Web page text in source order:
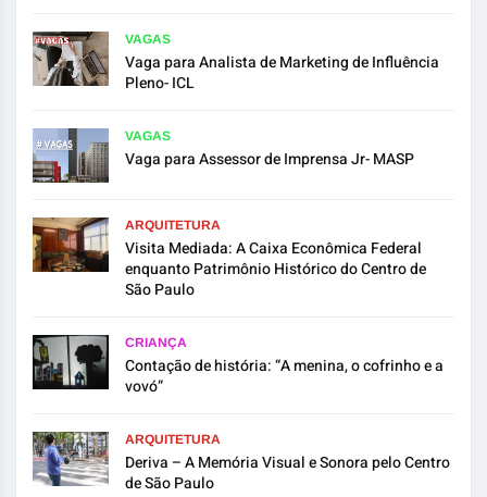
VAGAS
Vaga para Analista de Marketing de Influência
Pleno- ICL
VAGAS
Vaga para Assessor de Imprensa Jr- MASP
ARQUITETURA
Visita Mediada: A Caixa Econômica Federal
enquanto Patrimônio Histórico do Centro de
São Paulo
CRIANÇA
Contação de história: “A menina, o cofrinho e a
vovó”
ARQUITETURA
Deriva – A Memória Visual e Sonora pelo Centro
de São Paulo